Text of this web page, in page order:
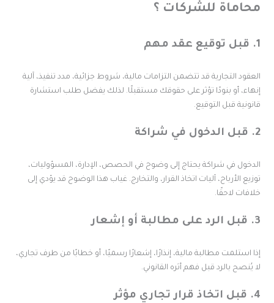
للشركات ؟
التجارية قد تتضمن التزامات مالية، شروط جزائية، مدد تنفيذ، آلية
أو بنودًا تؤثر على حقوقك مستقبلًا. لذلك يفضل طلب استشارة
قبل التوقيع.
في شراكة يحتاج إلى وضوح في الحصص، الإدارة، المسؤوليات،
الأرباح، آليات اتخاذ القرار، والتخارج. غياب هذا الوضوح قد يؤدي إلى
لاحقًا.
استلمت مطالبة مالية، إنذارًا، إشعارًا رسميًا، أو خطابًا من طرف تجاري،
يُنصح بالرد قبل فهم أثره القانوني.